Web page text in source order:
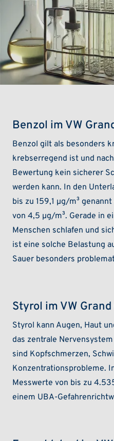
Benzol im VW
Benzol gilt als besonders
krebserregend ist und
Bewertung kein sicherer
werden kann. In den
bis zu 159,1 µg/m³
von 4,5 µg/m³. Gerade in
Menschen schlafen und
ist eine solche Belastung
Sauer besonders
Styrol im VW
Styrol kann Augen, Haut
das zentrale
sind Kopfschmerzen,
Konzentrationsprobleme.
Messwerte von bis zu
einem UBA-